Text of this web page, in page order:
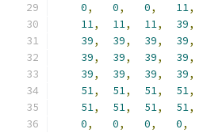
0, 0, 0, 11,
11, 11, 11, 39,
39, 39, 39, 39,
39, 39, 39, 39,
39, 39, 39, 39,
51, 51, 51, 51,
51, 51, 51, 51,
0, 0, 0, 0,